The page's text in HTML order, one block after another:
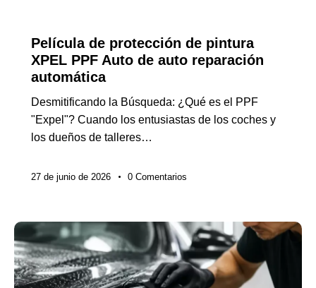
Película de protección de pintura
XPEL PPF Auto de auto reparación
automática
Desmitificando la Búsqueda: ¿Qué es el PPF
"Expel"? Cuando los entusiastas de los coches y
los dueños de talleres…
27 de junio de 2026 0 Comentarios